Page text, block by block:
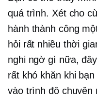
quá trình. Xét cho
hành thành công
hỏi rất nhiều thời
nghi ngờ gì nữa,
rất khó khăn khi
vào trình độ chuyên